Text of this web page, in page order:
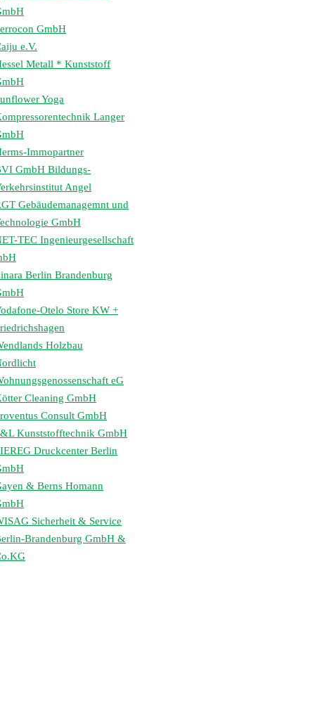
GmbH
e.V.
Metall * Kunststoff
Yoga
Langer
Immopartner
GmbH Bildungs-
Angel
Gebäudemanagemnt und
GmbH
TEC Ingenieurgesellschaft
Berlin Brandenburg
Otelo Store KW +
Holzbau
eG
Cleaning GmbH
Consult GmbH
Kunststofftechnik GmbH
Druckcenter Berlin
& Berns Homann
Sicherheit & Service
Brandenburg GmbH &